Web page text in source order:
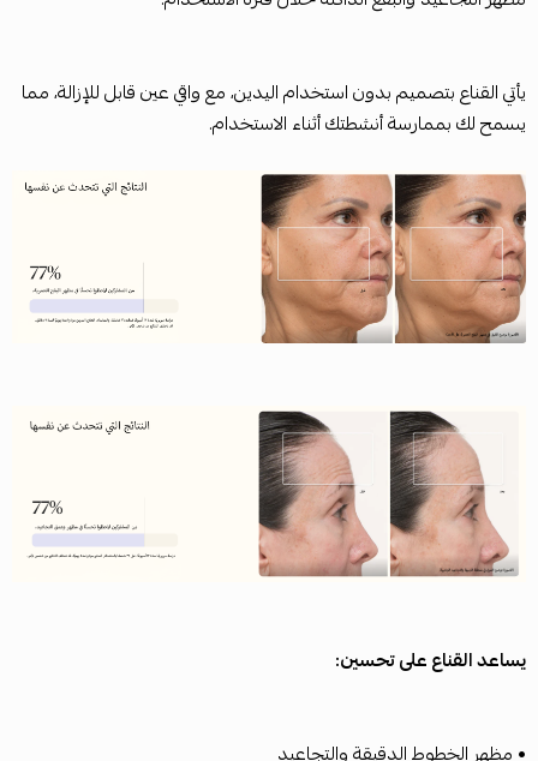
يأتي القناع بتصميم بدون استخدام اليدين، مع واقي عين قابل للإزالة، مما
يسمح لك بممارسة أنشطتك أثناء الاستخدام.
يساعد القناع على تحسين:
• مظهر الخطوط الدقيقة والتجاعيد